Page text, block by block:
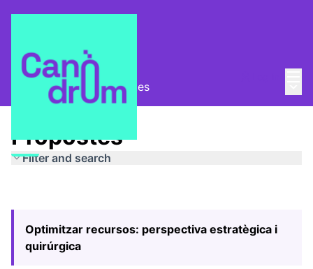
Pla Estratègic Propostes
Propostes
Filter and search
Optimitzar recursos: perspectiva estratègica i
quirúrgica